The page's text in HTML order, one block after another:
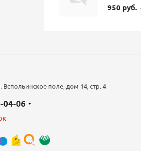
950 руб.
Вспольинское поле, дом 14, стр. 4
04-06